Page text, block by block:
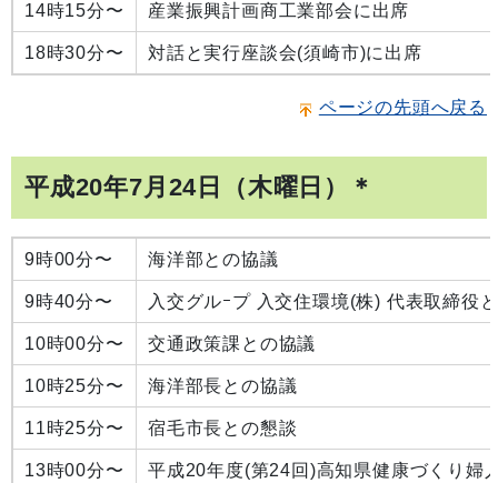
14時15分〜 産業振興計画商工業部会に出席
18時30分〜 対話と実行座談会(須崎市)に出席
ページの先頭へ戻る
平成20年7月24日（木曜日）＊
9時00分〜 海洋部との協議
9時40分〜 入交グルｰプ 入交住環境(株) 代表取締役
10時00分〜 交通政策課との協議
10時25分〜 海洋部長との協議
11時25分〜 宿毛市長との懇談
13時00分〜 平成20年度(第24回)高知県健康づくり婦